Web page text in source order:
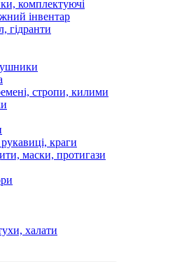
комплектуючі
інвентар
гідранти
стропи, килими
краги
маски, протигази
халати